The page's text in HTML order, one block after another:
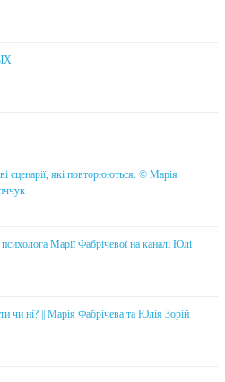
які повторюються. © Марія
Марії Фабрічевої на каналі Юлі
чи ні? || Марія Фабрічева та Юлія Зорій